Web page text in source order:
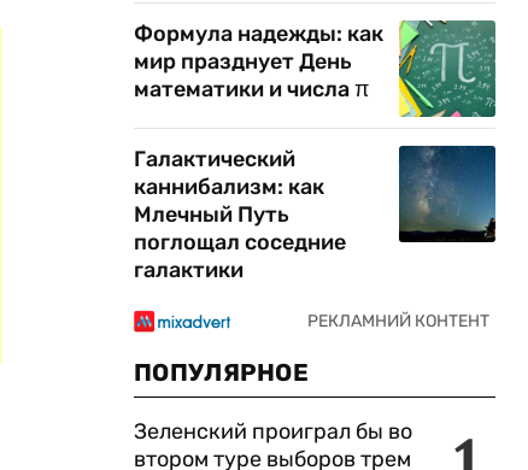
Формула надежды: как
мир празднует День
математики и числа π
Галактический
каннибализм: как
Млечный Путь
поглощал соседние
галактики
ПОПУЛЯРНОЕ
Зеленский проиграл бы во
втором туре выборов трем